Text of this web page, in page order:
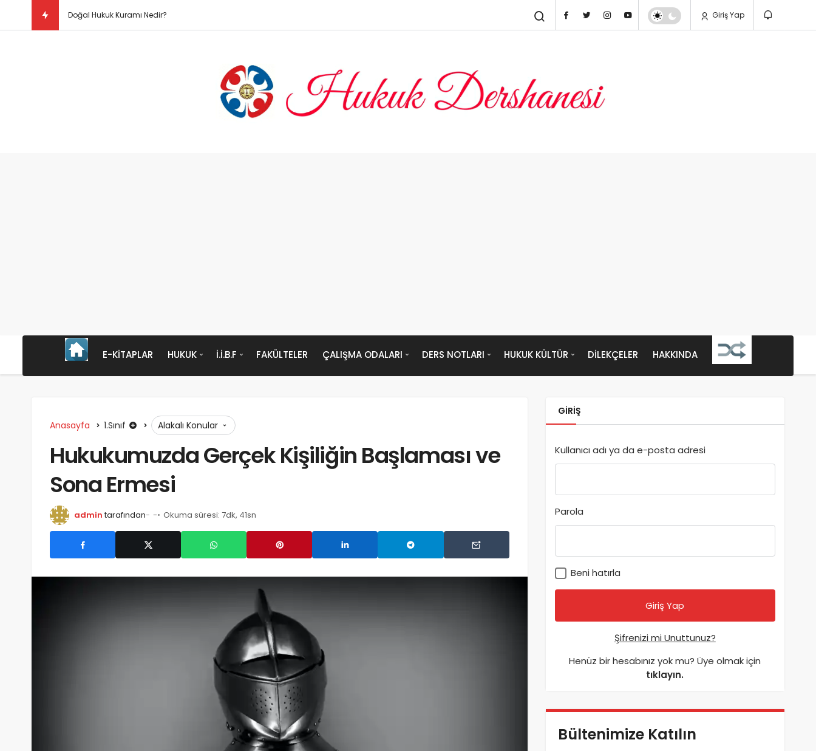
Doğal Hukuk Kuramı Nedir? Giriş Yap
E-KITAPLAR HUKUK İ.İ.B.F FAKÜLTELER ÇALIŞMA ODALARI DERS NOTLARI HUKUK KÜLTÜR DILEKÇELER HAKKINDA
Anasayfa 1.Sınıf Alakalı Konular
Hukukumuzda Gerçek Kişiliğin Başlaması ve
Sona Ermesi
admin tarafından - Okuma süresi: 7dk, 41sn
GIRIŞ
Kullanıcı adı ya da e-posta adresi
Parola
Beni hatırla
Şifrenizi mi Unuttunuz?
Henüz bir hesabınız yok mu? Üye olmak için
tıklayın.
Bültenimize Katılın